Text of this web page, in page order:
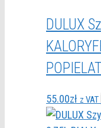
DULUX
55.00zł z VAT